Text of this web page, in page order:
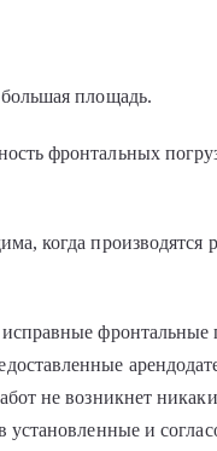
площадь.
фронтальных
когда производятся
не возникнет
установленные и